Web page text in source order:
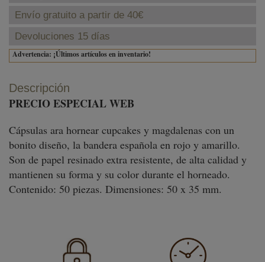
Envío gratuito a partir de 40€
Devoluciones 15 días
Advertencia: ¡Últimos artículos en inventario!
Descripción
PRECIO ESPECIAL WEB
Cápsulas ara hornear cupcakes y magdalenas con un
bonito diseño, la bandera española en rojo y amarillo.
Son de papel resinado extra resistente, de alta calidad y
mantienen su forma y su color durante el horneado.
Contenido: 50 piezas. Dimensiones: 50 x 35 mm.